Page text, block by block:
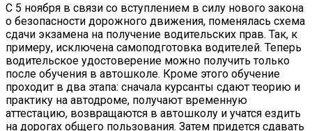
С 5 ноября в связи со вступлением в силу нового закона
о безопасности дорожного движения, поменялась схема
сдачи экзамена на получение водительских прав. Так, к
примеру, исключена самоподготовка водителей. Теперь
водительское удостоверение можно получить только
после обучения в автошколе. Кроме этого обучение
проходит в два этапа: сначала курсанты сдают теорию и
практику на автодроме, получают временную
аттестацию, возвращаются в автошколу и учатся ездить
на дорогах общего пользования. Затем придется сдавать